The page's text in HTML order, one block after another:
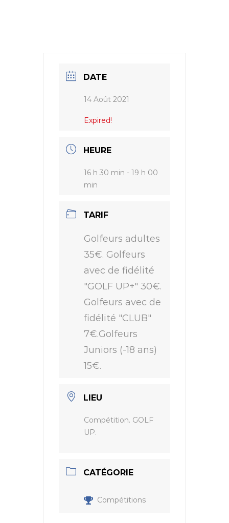
DATE
14 Août 2021
Expired!
HEURE
16 h 30 min - 19 h 00
min
TARIF
Golfeurs adultes
35€. Golfeurs
avec de fidélité
"GOLF UP+" 30€.
Golfeurs avec de
fidélité "CLUB"
7€.Golfeurs
Juniors (-18 ans)
15€.
LIEU
Compétition. GOLF
UP.
CATÉGORIE
Compétitions